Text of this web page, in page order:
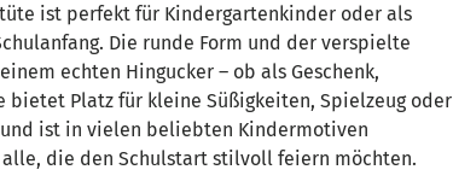
ist perfekt für Kindergartenkinder oder als
Die runde Form und der verspielte
echten Hingucker – ob als Geschenk,
bietet Platz für kleine Süßigkeiten, Spielzeug oder
ist in vielen beliebten Kindermotiven
die den Schulstart stilvoll feiern möchten.